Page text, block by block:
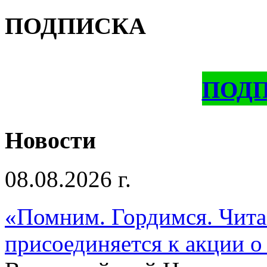
ПОДПИСКА
Новости
08.08.2026 г.
«Помним. Гордимся.
присоединяется к акции